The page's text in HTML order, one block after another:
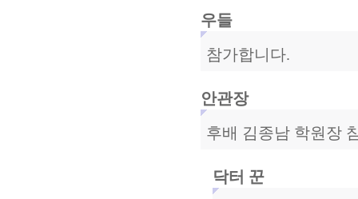
우들
참가합니다.
안관장
후배 김종남 학원장
닥터 꾼